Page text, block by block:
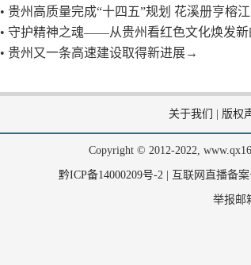
• 贵州高质量完成“十四五”规划 花溪册亨榕
• 守护精神之魂——从贵州看红色文化焕发新
• 贵州又一条高速建设取得新进展→
关于我们 版权
Copyright © 2012-2022,
黔ICP备14000209号-2| 互联网直播备案
举报邮